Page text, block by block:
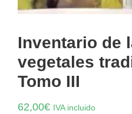
Inventario de
vegetales
Tomo III
62,00€ IVA incluido